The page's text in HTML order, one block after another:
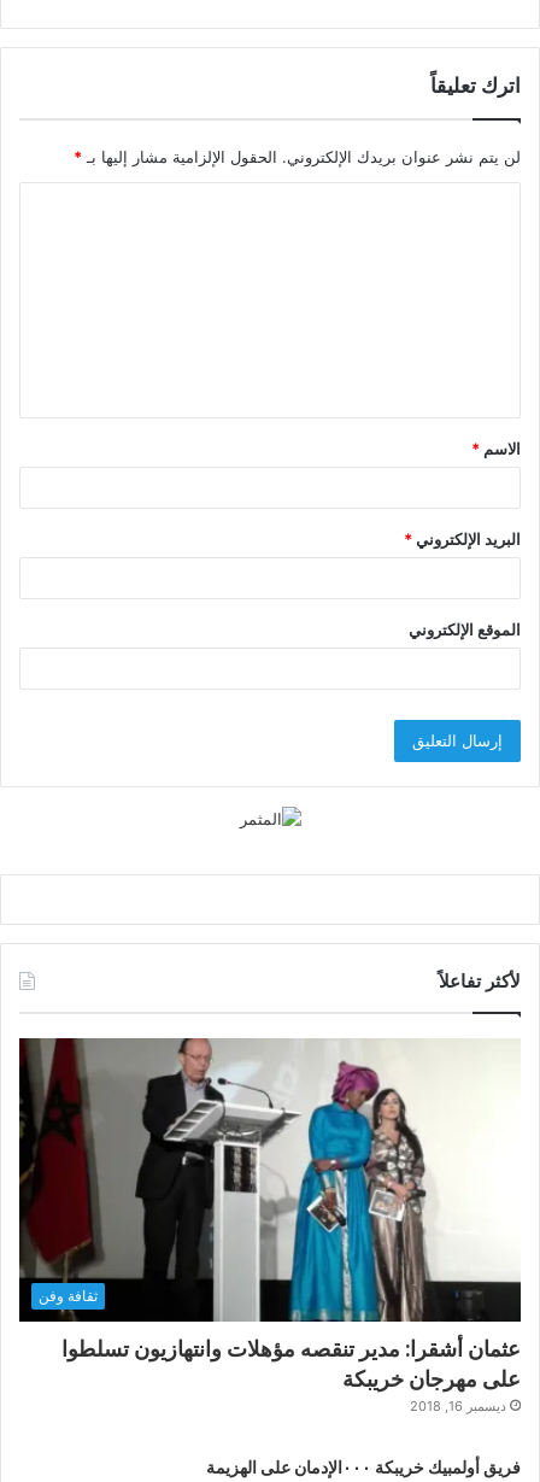
اترك تعليقاً
لن يتم نشر عنوان بريدك الإلكتروني. الحقول الإلزامية مشار إليها بـ*
ق
*
الاسم *
البريد الإلكتروني*
الموقع الإلكتروني
لأكثر تفاعلاً
ثقافة وفن
عثمان أشقرا: مدير تنقصه مؤهلات وانتهازيون تسلطوا
على مهرجان خريبكة
ديسمبر 16, 2018
فريق أولمبيك خريبكة ٠٠٠الإدمان على الهزيمة